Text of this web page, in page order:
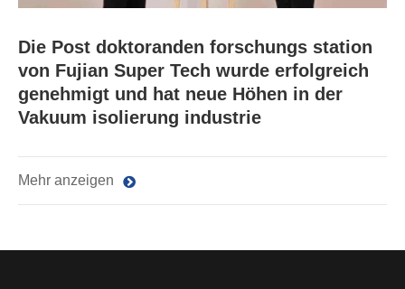
Die Post doktoranden forschungs station
von Fujian Super Tech wurde erfolgreich
genehmigt und hat neue Höhen in der
Vakuum isolierung industrie
Mehr anzeigen